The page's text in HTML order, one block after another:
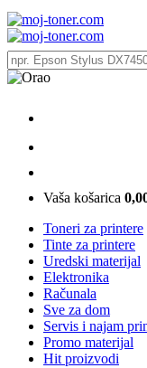
Vaša košarica
Toneri za printere
Tinte za printere
Uredski materijal
Elektronika
Računala
Sve za dom
Servis i najam
Promo materijal
Hit proizvodi